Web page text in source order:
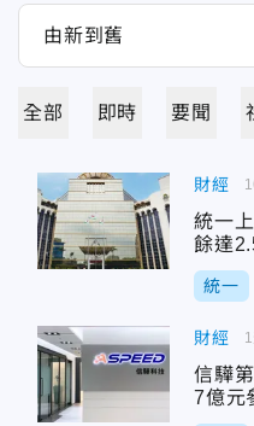
全部 即時 要聞
財經
統一
餘達
統一
財經
信驊
7億元